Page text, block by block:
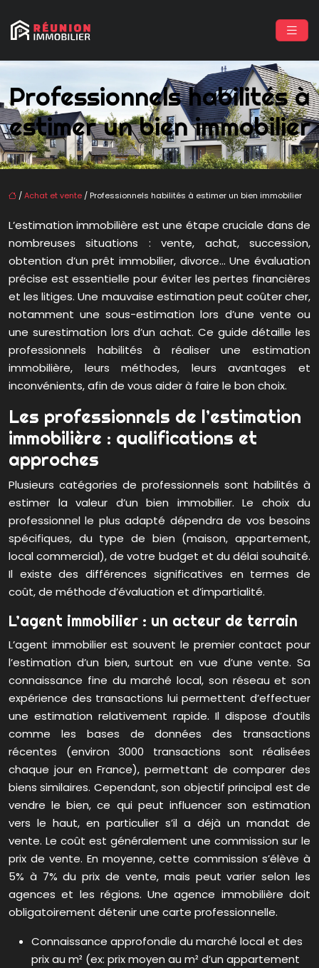
Professionnels habilités à
estimer un bien immobilier
/Achat et vente / Professionnels habilités à estimer un bien immobilier
L’estimation immobilière est une étape cruciale dans de
nombreuses situations : vente, achat, succession,
obtention d’un prêt immobilier, divorce… Une évaluation
précise est essentielle pour éviter les pertes financières
et les litiges. Une mauvaise estimation peut coûter cher,
notamment une sous-estimation lors d’une vente ou
une surestimation lors d’un achat. Ce guide détaille les
professionnels habilités à réaliser une estimation
immobilière, leurs méthodes, leurs avantages et
inconvénients, afin de vous aider à faire le bon choix.
Les professionnels de l’estimation
immobilière : qualifications et
approches
Plusieurs catégories de professionnels sont habilités à
estimer la valeur d’un bien immobilier. Le choix du
professionnel le plus adapté dépendra de vos besoins
spécifiques, du type de bien (maison, appartement,
local commercial), de votre budget et du délai souhaité.
Il existe des différences significatives en termes de
coût, de méthode d’évaluation et d’impartialité.
L’agent immobilier : un acteur de terrain
L’agent immobilier est souvent le premier contact pour
l’estimation d’un bien, surtout en vue d’une vente. Sa
connaissance fine du marché local, son réseau et son
expérience des transactions lui permettent d’effectuer
une estimation relativement rapide. Il dispose d’outils
comme les bases de données des transactions
récentes (environ 3000 transactions sont réalisées
chaque jour en France), permettant de comparer des
biens similaires. Cependant, son objectif principal est de
vendre le bien, ce qui peut influencer son estimation
vers le haut, en particulier s’il a déjà un mandat de
vente. Le coût est généralement une commission sur le
prix de vente. En moyenne, cette commission s’élève à
5% à 7% du prix de vente, mais peut varier selon les
agences et les régions. Une agence immobilière doit
obligatoirement détenir une carte professionnelle.
Connaissance approfondie du marché local et des
prix au m² (ex: prix moyen au m² d’un appartement